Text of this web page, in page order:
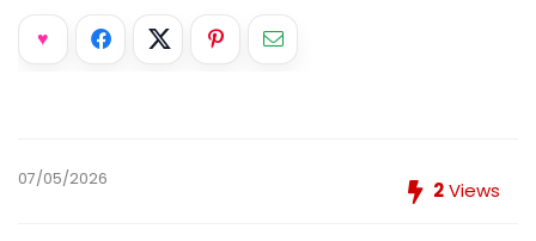
07/05/2026 2Views